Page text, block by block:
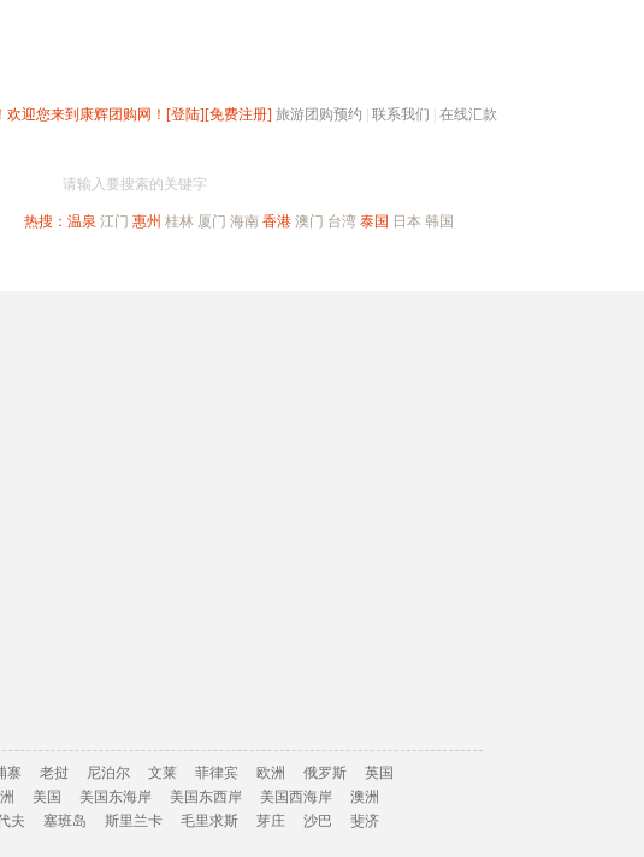
欢迎您来到康辉团购网！ [登陆][免费注册] 旅游团购预约 联系我们 在线汇款
请输入要搜索的关键字
热搜： 温泉 江门 惠州 桂林 厦门 海南 香港 澳门 台湾 泰国 日本 韩国
寨 老挝 尼泊尔 文莱 菲律宾 欧洲 俄罗斯
英国
美国 美国东海岸 美国东西岸 美国西海岸
澳洲
夫 塞班岛 斯里兰卡 毛里求斯 芽庄 沙巴
斐济